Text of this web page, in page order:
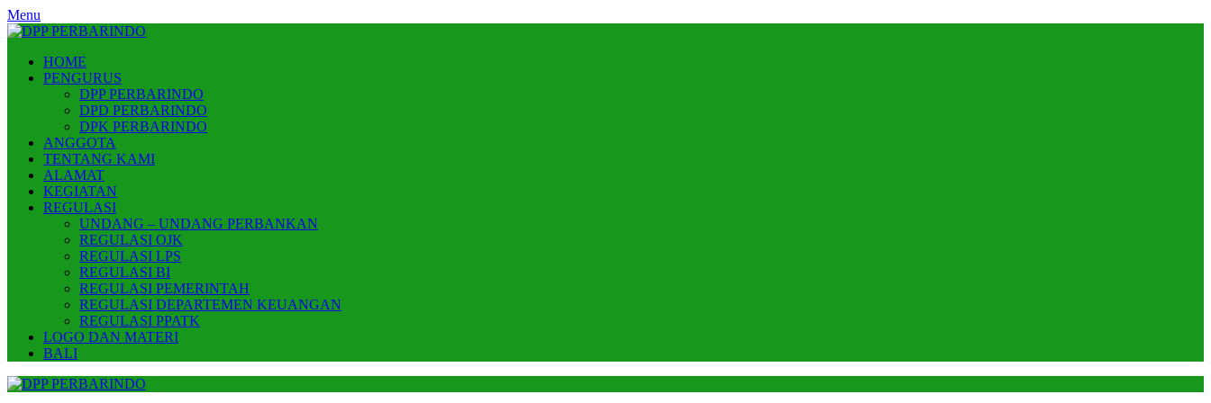
Skip
to
Menu
HOME
PENGURUS
DPP PERBARINDO
DPD PERBARINDO
DPK PERBARINDO
ANGGOTA
TENTANG KAMI
ALAMAT
KEGIATAN
REGULASI
UNDANG – UNDANG PERBANKAN
REGULASI OJK
REGULASI LPS
REGULASI BI
REGULASI PEMERINTAH
REGULASI DEPARTEMEN KEUANGAN
REGULASI PPATK
LOGO DAN MATERI
BALI